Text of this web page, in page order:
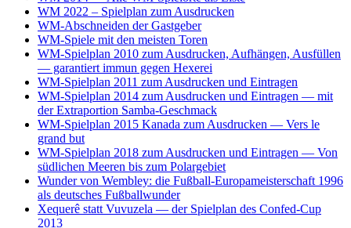
WM 2022 – Spielplan zum Ausdrucken
WM-Abschneiden der Gastgeber
WM-Spiele mit den meisten Toren
WM-Spielplan 2010 zum Ausdrucken, Aufhängen, Ausfüllen
— garantiert immun gegen Hexerei
WM-Spielplan 2011 zum Ausdrucken und Eintragen
WM-Spielplan 2014 zum Ausdrucken und Eintragen — mit
der Extraportion Samba-Geschmack
WM-Spielplan 2015 Kanada zum Ausdrucken — Vers le
grand but
WM-Spielplan 2018 zum Ausdrucken und Eintragen — Von
südlichen Meeren bis zum Polargebiet
Wunder von Wembley: die Fußball-Europameisterschaft 1996
als deutsches Fußballwunder
Xequerê statt Vuvuzela — der Spielplan des Confed-Cup
2013